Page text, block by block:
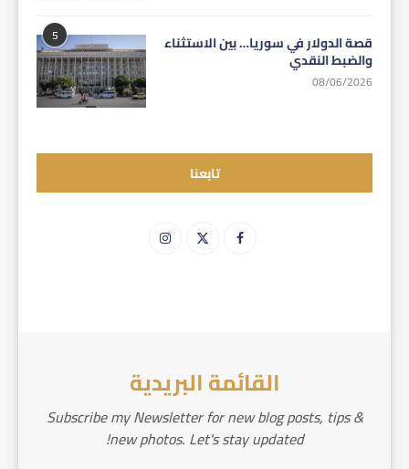
5 قصة الدولار في سوريا… بين الاستثناء
والضبط النقدي
08/06/2026
تابعنا
القائمة البريدية
Subscribe my Newsletter for new blog posts, tips &
new photos. Let's stay updated!